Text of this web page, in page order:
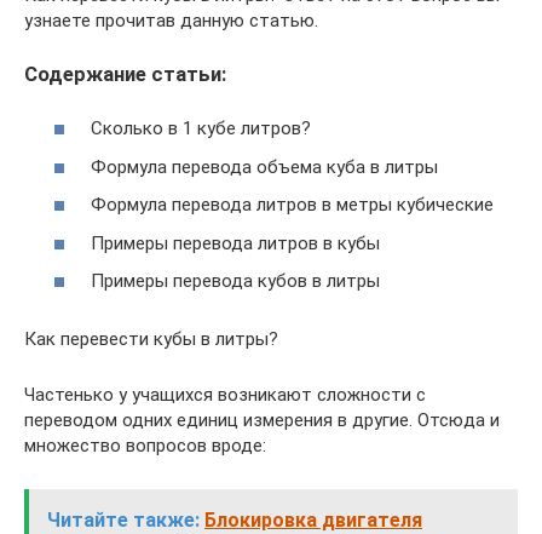
узнаете прочитав данную статью.
Содержание статьи:
Сколько в 1 кубе литров?
Формула перевода объема куба в литры
Формула перевода литров в метры кубические
Примеры перевода литров в кубы
Примеры перевода кубов в литры
Как перевести кубы в литры?
Частенько у учащихся возникают сложности с
переводом одних единиц измерения в другие. Отсюда и
множество вопросов вроде:
Читайте также: Блокировка двигателя